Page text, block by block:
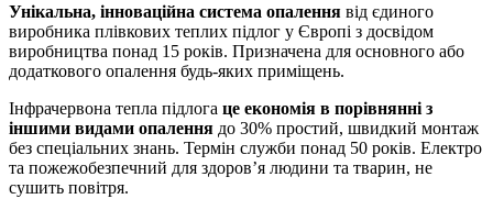
Унікальна, інноваційна система опалення від єдиного
виробника плівкових теплих підлог у Європі з досвідом
виробництва понад 15 років. Призначена для основного або
додаткового опалення будь-яких приміщень.
Інфрачервона тепла підлога це економія в порівнянні з
іншими видами опалення до 30% простий, швидкий монтаж
без спеціальних знань. Термін служби понад 50 років. Електро
та пожежобезпечний для здоров’я людини та тварин, не
сушить повітря.